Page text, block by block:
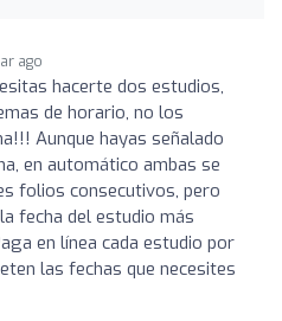
ago
hacerte dos estudios,
de horario, no los
Aunque hayas señalado
en automático ambas se
folios consecutivos, pero
fecha del estudio más
en línea cada estudio por
las fechas que necesites